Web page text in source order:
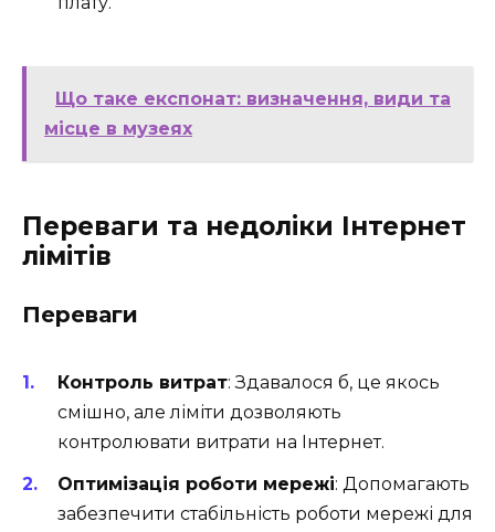
Що таке експонат: визначення, види та
місце в музеях
Переваги та недоліки Інтернет
лімітів
Переваги
Контроль витрат: Здавалося б, це якось
смішно, але ліміти дозволяють
контролювати витрати на Інтернет.
Оптимізація роботи мережі: Допомагають
забезпечити стабільність роботи мережі для